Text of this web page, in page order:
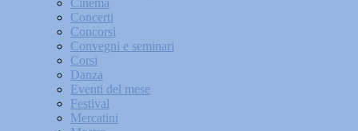
Cinema
Concerti
Concorsi
Convegni e seminari
Corsi
Danza
Eventi del mese
Festival
Mercatini